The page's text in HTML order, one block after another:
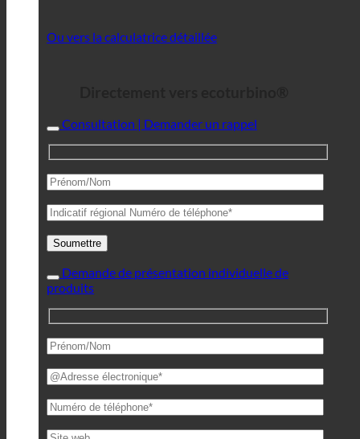
Ou vers la calculatrice détaillée
Consultation | Demander un rappel
Demande de présentation individuelle de
produits